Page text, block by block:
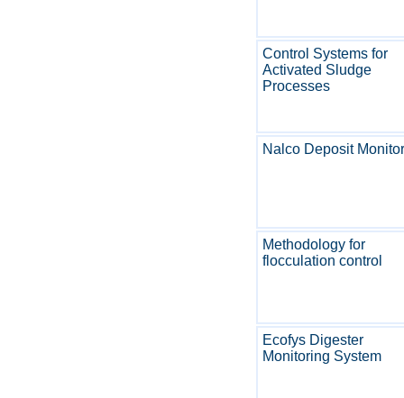
Control Systems for
Activated Sludge
Processes
Nalco Deposit Monitor
Methodology for
flocculation control
Ecofys Digester
Monitoring System